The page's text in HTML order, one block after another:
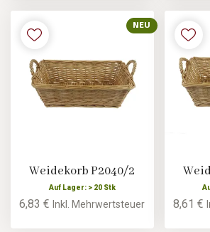
NEU
Weidekorb P2040/2
Auf Lager: > 20 Stk
6,83 €Inkl. Mehrwertsteuer 8,61 €